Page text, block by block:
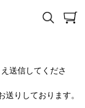
送信してくださ
りしております。